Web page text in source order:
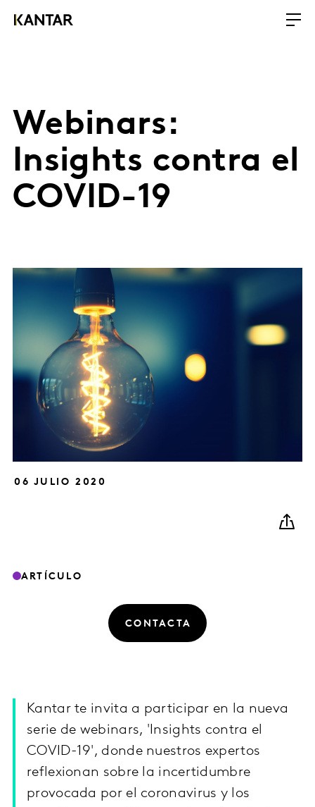
Webinars:
Insights contra el
COVID-19
06 JULIO 2020
ARTÍCULO
CONTACTA
Kantar te invita a participar en la nueva
serie de webinars, 'Insights contra el
COVID-19', donde nuestros expertos
reflexionan sobre la incertidumbre
provocada por el coronavirus y los